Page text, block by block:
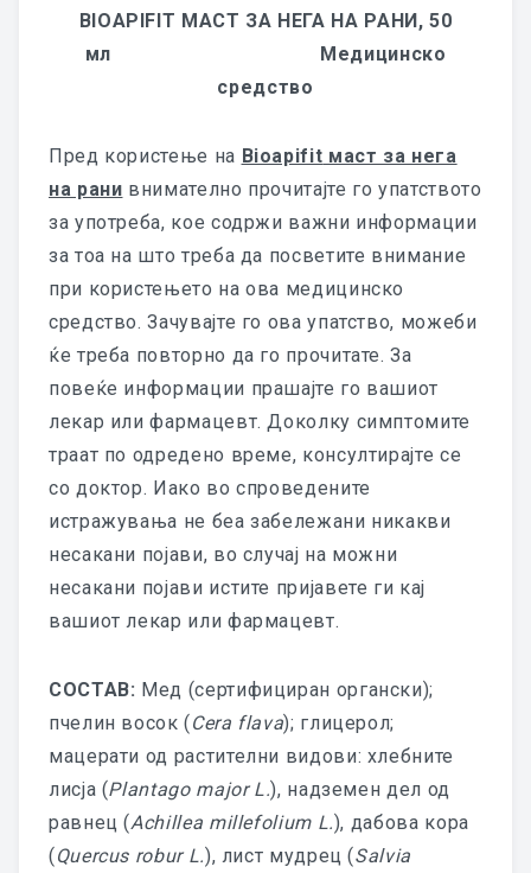
КОЛАГЕНСКИ АМПУЛИ
MD – Tissue
MD – Small Joints
MD – Shoulder
MD – Poly
MD – Neural
MD – Muscle
MD – Matrix
MD – Knee
MD – Lumbar
MD – Hip
GUNAPHORESIS
BIOAPIFIT МАСТ ЗА НЕГА НА РАНИ, 50
мл Медицинско
средство
Пред користење на Bioapifit маст за нега
на рани внимателно прочитајте го упатството
за употреба, кое содржи важни информации
за тоа на што треба да посветите внимание
при користењето на ова медицинско
средство. Зачувајте го ова упатство, можеби
ќе треба повторно да го прочитате. За
повеќе информации прашајте го вашиот
лекар или фармацевт. Доколку симптомите
траат по одредено време, консултирајте се
со доктор. Иако во спроведените
истражувања не беа забележани никакви
несакани појави, во случај на можни
несакани појави истите пријавете ги кај
вашиот лекар или фармацевт.
СОСТАВ: Мед (сертифициран органски);
пчелин восок (Cera flava); глицерол;
мацерати од растителни видови: хлебните
лисја (Plantago major L.), надземен дел од
равнец (Achillea millefolium L.), дабова кора
(Quercus robur L.), лист мудрец (Salvia